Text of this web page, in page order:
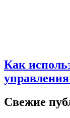
Как
Свежие